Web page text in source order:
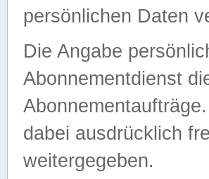
persönlichen Daten
Die Angabe
Abonnementdienst
dabei ausdrücklich
weitergegeben.